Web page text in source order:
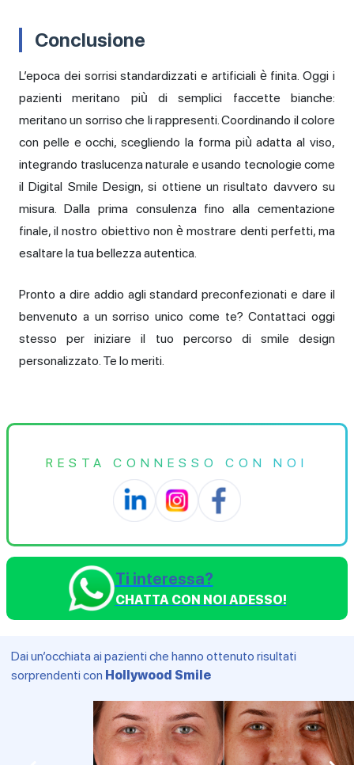
Conclusione
L’epoca dei sorrisi standardizzati e artificiali è finita. Oggi i
pazienti meritano più di semplici faccette bianche:
meritano un sorriso che li rappresenti. Coordinando il colore
con pelle e occhi, scegliendo la forma più adatta al viso,
integrando traslucenza naturale e usando tecnologie come
il Digital Smile Design, si ottiene un risultato davvero su
misura. Dalla prima consulenza fino alla cementazione
finale, il nostro obiettivo non è mostrare denti perfetti, ma
esaltare la tua bellezza autentica.
Pronto a dire addio agli standard preconfezionati e dare il
benvenuto a un sorriso unico come te? Contattaci oggi
stesso per iniziare il tuo percorso di smile design
personalizzato. Te lo meriti.
RESTA CONNESSO CON NOI
Ti interessa?
CHATTA CON NOI ADESSO!
Dai un’occhiata ai pazienti che hanno ottenuto risultati
sorprendenti con Hollywood Smile